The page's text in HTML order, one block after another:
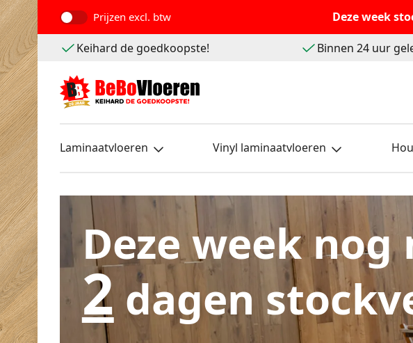
Prijzen excl. btw Deze week
Keihard de goedkoopste! Binnen 24 uur
Laminaatvloeren Vinyl laminaatvloeren
Deze week nog
2 dagen